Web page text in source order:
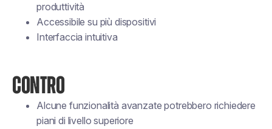
produttività
Accessibile su più dispositivi
Interfaccia intuitiva
CONTRO
Alcune funzionalità avanzate potrebbero richiedere
piani di livello superiore